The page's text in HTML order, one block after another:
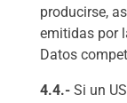
producirse,
emitidas por
Datos
4.4.-Si un